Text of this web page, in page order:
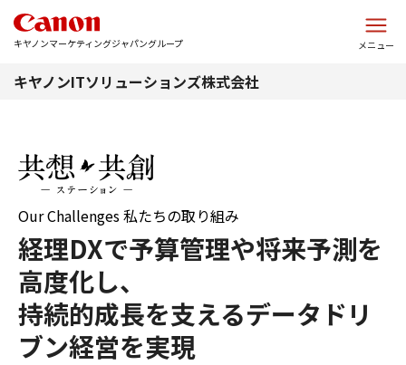
キヤノンマーケティングジャパングループ メニュー
キヤノンITソリューションズ株式会社
経理DXで予算管理や将来予測を
高度化し、
持続的成長を支えるデータドリ
ブン経営を実現
Our Challenges私たちの取り組み